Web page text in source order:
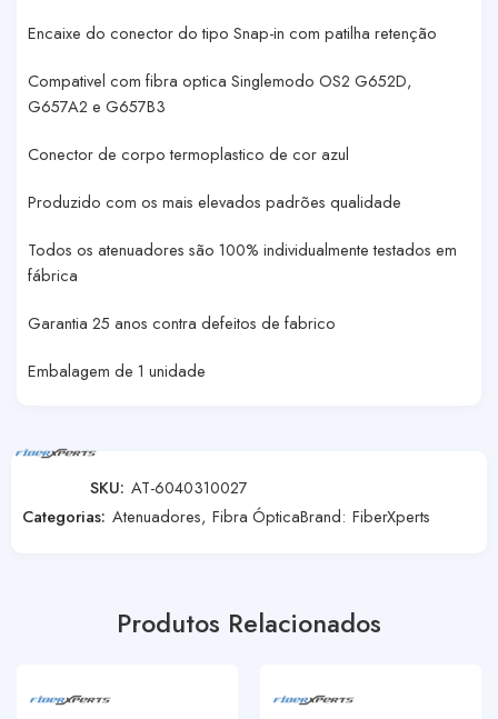
Encaixe do conector do tipo Snap-in com patilha retenção
Compativel com fibra optica Singlemodo OS2 G652D,
G657A2 e G657B3
Conector de corpo termoplastico de cor azul
Produzido com os mais elevados padrões qualidade
Todos os atenuadores são 100% individualmente testados em
fábrica
Garantia 25 anos contra defeitos de fabrico
Embalagem de 1 unidade
SKU: AT-6040310027
Categorias: Atenuadores, Fibra ÓpticaBrand: FiberXperts
Produtos Relacionados